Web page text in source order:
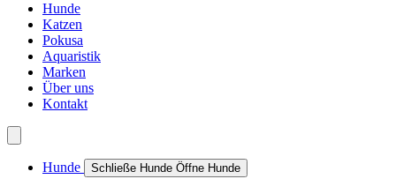
Hunde
Katzen
Pokusa
Aquaristik
Marken
Über uns
Kontakt
Hunde Schließe Hunde Öffne Hunde